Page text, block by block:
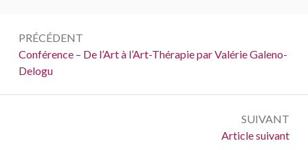
de
l’article
PRÉCÉDENT
Précédent :
Conférence – De l’Art à l’Art-Thérapie par Valérie Galeno-
Delogu
SUIVANT
Suivant :
Article suivant